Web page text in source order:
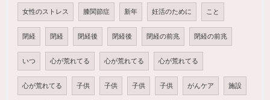
女性のストレス 膝関節症 新年 妊活のために こと
閉経 閉経 閉経後 閉経後 閉経の前兆 閉経の前兆
いつ 心が荒れてる 心が荒れてる 心が荒れてる
心が荒れてる 子供 子供 子供 子供 がんケア 施設